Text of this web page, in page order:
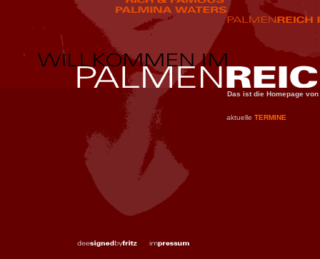
Das ist die Homepage von
aktuelle TERMINE